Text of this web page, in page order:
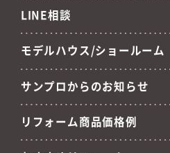
LINE相談
モデルハウス/ショールーム
サンプロからのお知らせ
リフォーム商品価格例